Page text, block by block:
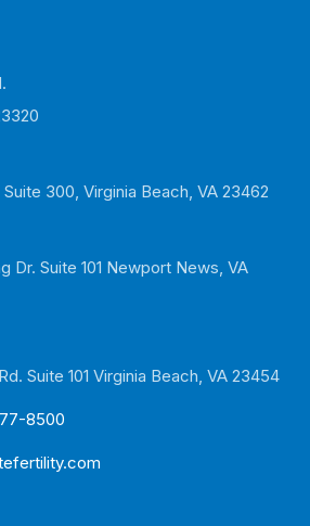
300, Virginia Beach, VA 23462
Dr. Suite 101 Newport News, VA
Suite 101 Virginia Beach, VA 23454
8500